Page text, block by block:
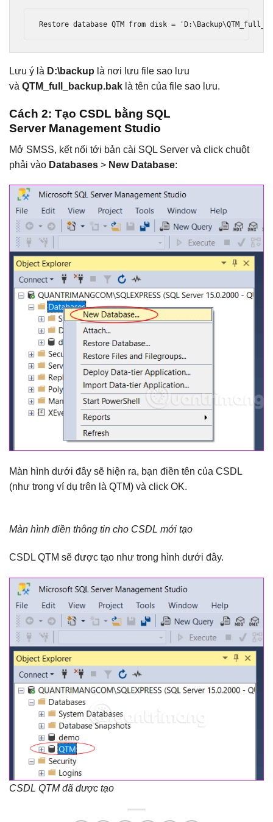
Restore database QTM from disk =
Lưu ý là D:\backup là nơi lưu file sao lưu
và QTM_full_backup.bak là tên của file sao lưu.
Cách 2: Tạo CSDL bằng SQL
Server Management Studio
Mở SMSS, kết nối tới bản cài SQL Server và click chuột
phải vào Databases > New Database:
Màn hình dưới đây sẽ hiện ra, bạn điền tên của CSDL
(như trong ví dụ trên là QTM) và click OK.
Màn hình điền thông tin cho CSDL mới tạo
CSDL QTM sẽ được tạo như trong hình dưới đây.
CSDL QTM đã được tạo